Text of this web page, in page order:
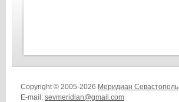
Copyright © 2005-2026 Меридиан Севастополь
E-mail: sevmeridian@gmail.com